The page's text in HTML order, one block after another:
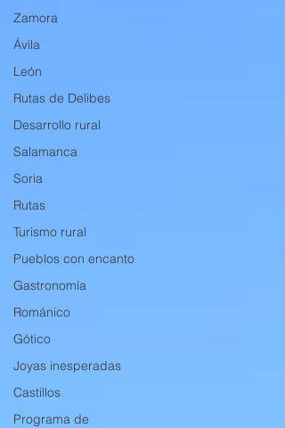
Zamora
Ávila
León
Rutas de Delibes
Desarrollo rural
Salamanca
Soria
Rutas
Turismo rural
Pueblos con encanto
Gastronomía
Románico
Gótico
Joyas inesperadas
Castillos
Programa de